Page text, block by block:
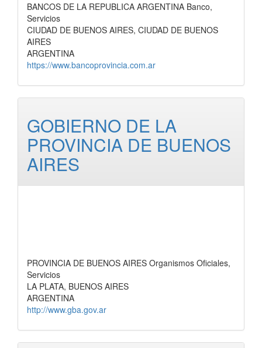
BANCOS DE LA REPUBLICA ARGENTINA Banco,
Servicios
CIUDAD DE BUENOS AIRES, CIUDAD DE BUENOS
AIRES
ARGENTINA
https://www.bancoprovincia.com.ar
GOBIERNO DE LA
PROVINCIA DE BUENOS
AIRES
PROVINCIA DE BUENOS AIRES Organismos Oficiales,
Servicios
LA PLATA, BUENOS AIRES
ARGENTINA
http://www.gba.gov.ar